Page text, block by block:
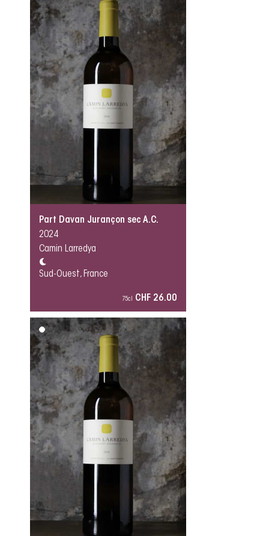
Part Davan Jurançon sec A.C.
2024
Camin Larredya
Sud-Ouest, France
75cl CHF 26.00